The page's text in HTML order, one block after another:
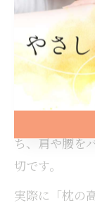
が悪化するこ
敷布団やマッ
と体が沈み込
硬すぎると寝
に余計な負担
ち、肩や腰を
切です。
実際に「枕の